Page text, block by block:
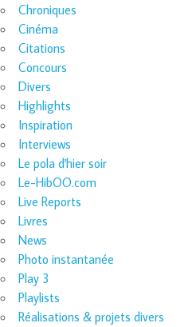
Chroniques
Cinéma
Citations
Concours
Divers
Highlights
Inspiration
Interviews
Le pola d'hier soir
Le-HibOO.com
Live Reports
Livres
News
Photo instantanée
Play 3
Playlists
Réalisations & projets divers